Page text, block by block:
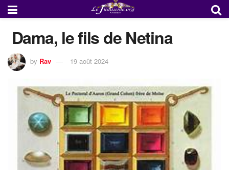
Dama, le fils de Netina
by Rav 19 août 2024